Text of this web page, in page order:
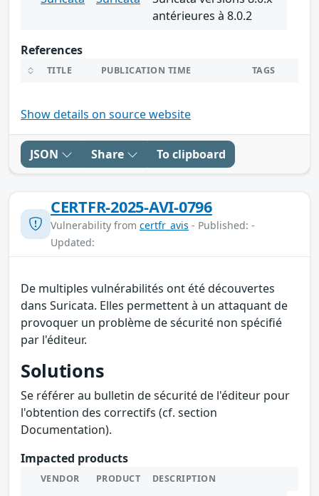
antérieures à 8.0.2
References
TITLE PUBLICATION TIME TAGS
Show details on source website
JSON Share To clipboard
CERTFR-2025-AVI-0796
Vulnerability from certfr_avis - Published: -
Updated:
De multiples vulnérabilités ont été découvertes
dans Suricata. Elles permettent à un attaquant de
provoquer un problème de sécurité non spécifié
par l'éditeur.
Solutions
Se référer au bulletin de sécurité de l'éditeur pour
l'obtention des correctifs (cf. section
Documentation).
Impacted products
VENDOR PRODUCT DESCRIPTION